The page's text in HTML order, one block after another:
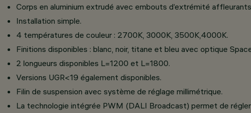
Corps en aluminium extrudé avec embouts d’extrémité
Installation simple.
4 températures de couleur : 2700K, 3000K, 3500K,4000K.
Finitions disponibles : blanc, noir, titane et bleu avec optique
2 longueurs disponibles L=1200 et L=1800.
Versions UGR<19 également disponibles.
Filin de suspension avec système de réglage millimétrique.
La technologie intégrée PWM (DALI Broadcast) permet de